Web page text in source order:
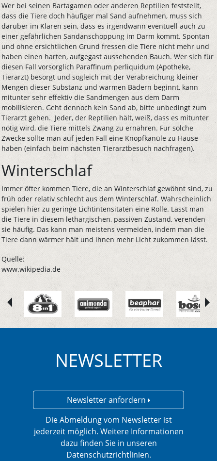
Wer bei seinen Bartagamen oder anderen Reptilien feststellt,
dass die Tiere doch häufiger mal Sand aufnehmen, muss sich
darüber im Klaren sein, dass es irgendwann eventuell auch zu
einer gefährlichen Sandanschoppung im Darm kommt. Spontan
und ohne ersichtlichen Grund fressen die Tiere nicht mehr und
haben einen harten, aufgegast aussehenden Bauch. Wer sich für
diesen Fall vorsorglich Paraffinum perliquidum (Apotheke,
Tierarzt) besorgt und sogleich mit der Verabreichung kleiner
Mengen dieser Substanz und warmen Bädern beginnt, kann
mitunter sehr effektiv die Sandmengen aus dem Darm
mobilisieren. Geht dennoch kein Sand ab, bitte unbedingt zum
Tierarzt gehen. Jeder, der Reptilien hält, weiß, dass es mitunter
nötig wird, die Tiere mittels Zwang zu ernähren. Für solche
Zwecke sollte man auf jeden Fall eine Knopfkanüle zu Hause
haben (einfach beim nächsten Tierarztbesuch nachfragen).
Winterschlaf
Immer öfter kommen Tiere, die an Winterschlaf gewöhnt sind, zu
früh oder relativ schlecht aus dem Winterschlaf. Wahrscheinlich
spielen hier zu geringe Lichtintensitäten eine Rolle. Lässt man
die Tiere in diesem lethargischen, passiven Zustand, verenden
sie häufig. Das kann man meistens vermeiden, indem man die
Tiere dann wärmer hält und ihnen mehr Licht zukommen lässt.
Quelle:
www.wikipedia.de
NEWSLETTER
Newsletter anfordern
Die Abmeldung vom Newsletter ist
jederzeit möglich. Weitere Informationen
dazu finden Sie in unseren
Datenschutzrichtlinien.